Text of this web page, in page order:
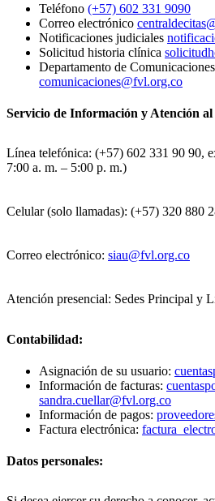
Teléfono (+57) 602 331 9090
Correo electrónico
Notificaciones judiciales
Solicitud historia clínica
Departamento de Comunicaciones
comunicaciones@fvl.org.co
Servicio de Información y Atención
Línea telefónica: (+57) 602 331 90 90,
7:00 a. m. – 5:00 p. m.)
Celular (solo llamadas): (+57) 320 880
Correo electrónico: siau@fvl.org.co
Atención presencial: Sedes Principal y
Contabilidad:
Asignación de su usuario:
Información de facturas:
sandra.cuellar@fvl.org.co
Información de pagos:
Factura electrónica:
Datos personales: